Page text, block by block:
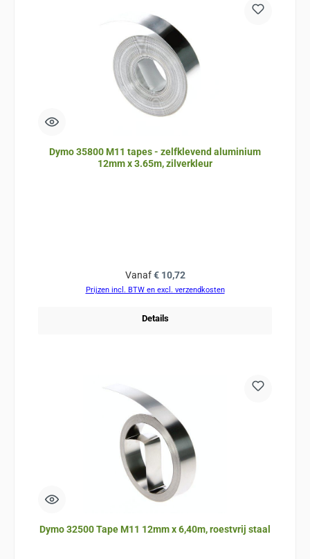
Dymo 35800 M11 tapes - zelfklevend aluminium
12mm x 3.65m, zilverkleur
Normale prijs:
Vanaf€ 10,72
Prijzen incl. BTW en excl. verzendkosten
Details
Dymo 32500 Tape M11 12mm x 6,40m, roestvrij staal